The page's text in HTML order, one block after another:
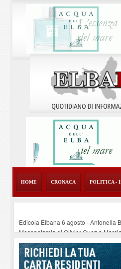
HOME CRONACA POLITICA -
Edicola Elbana 6 agosto - Antonella
Mesopotamia di Olivier Guez a
Lo Strega di Scurati e Petrocchi
Bambino, sonno e sistema familiare
Rio Elba, rifiuti accumulati in via